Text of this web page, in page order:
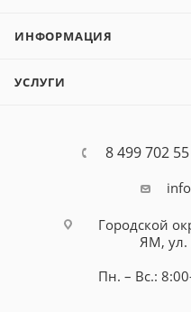
ИНФОРМАЦИЯ
УСЛУГИ
8 499 702
Городской
ЯМ, ул.
Пн. – Вс.: